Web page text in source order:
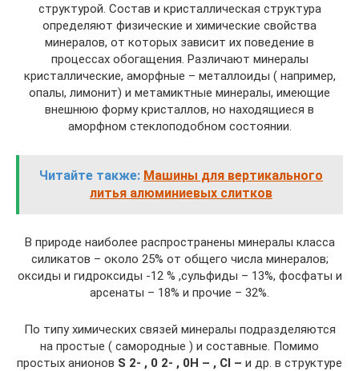
структурой. Состав и кристаллическая структура
определяют физические и химические свойства
минералов, от которых зависит их поведение в
процессах обогащения. Различают минералы
кристаллические, аморфные – металлоиды ( например,
опалы, лимонит) и метамиктные минералы, имеющие
внешнюю форму кристаллов, но находящиеся в
аморфном стеклоподобном состоянии.
Читайте также: Машины для вертикального
литья алюминиевых слитков
В природе наиболее распространены минералы класса
силикатов – около 25% от общего числа минералов;
оксиды и гидроксиды -12 % ,сульфиды – 13%, фосфаты и
арсенаты – 18% и прочие – 32%.
По типу химических связей минералы подразделяются
на простые ( самородные ) и составные. Помимо
простых анионов S 2- , 0 2- , 0H – , Cl – и др. в структуре